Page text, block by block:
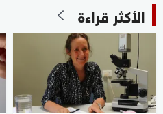
الأكثر قراءة